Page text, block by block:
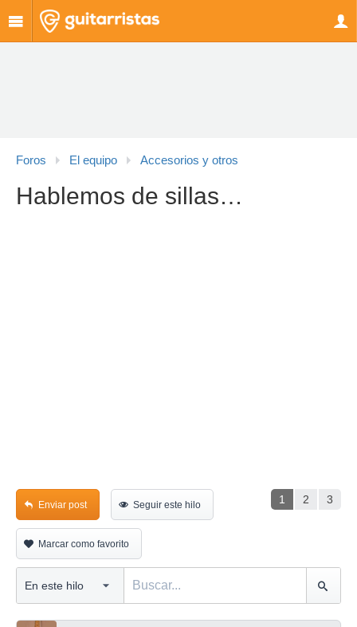
Foros El equipo Accesorios y otros
Hablemos de sillas…
1 2 3
Enviar post Seguir este hilo
Marcar como favorito